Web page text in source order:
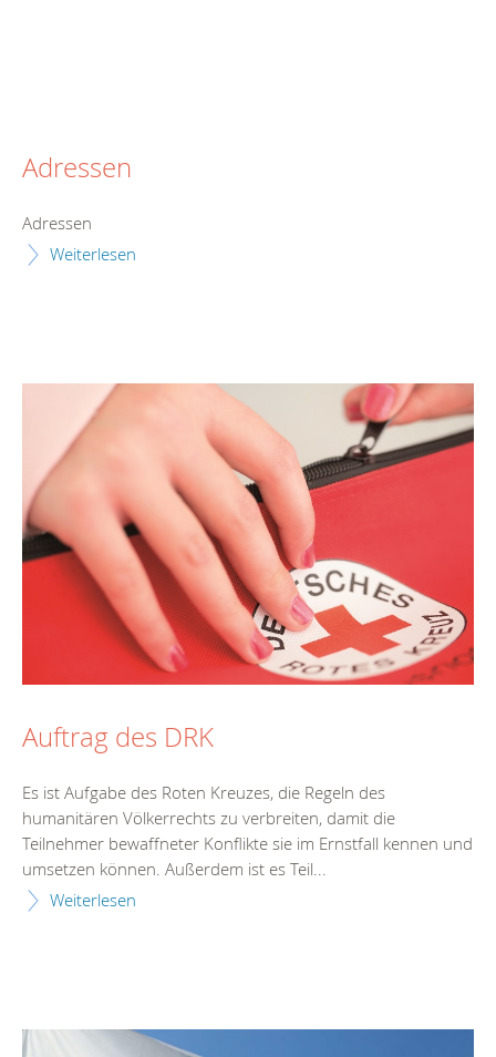
Adressen
Adressen
Weiterlesen
Auftrag des DRK
Es ist Aufgabe des Roten Kreuzes, die Regeln des
humanitären Völkerrechts zu verbreiten, damit die
Teilnehmer bewaffneter Konflikte sie im Ernstfall kennen und
umsetzen können. Außerdem ist es Teil...
Weiterlesen